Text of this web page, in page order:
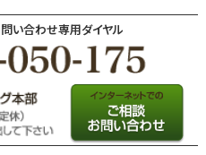
問い合わせ専用ダイヤル